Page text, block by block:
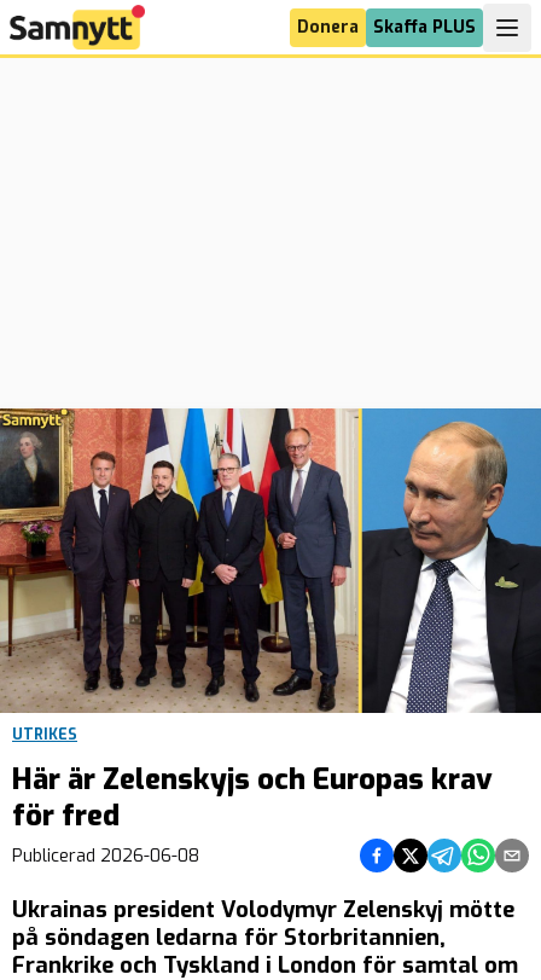
Donera Skaffa PLUS
UTRIKES
Här är Zelenskyjs och Europas krav
för fred
Publicerad 2026-06-08 Dela på Facebook
Dela på Twitter
Dela påDela på
Dela
Ukrainas president Volodymyr Zelenskyj mötte
på söndagen ledarna för Storbritannien,
Frankrike och Tyskland i London för samtal om